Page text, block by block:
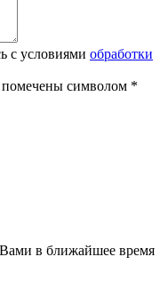
с условиями обработки
помечены символом *
в ближайшее время